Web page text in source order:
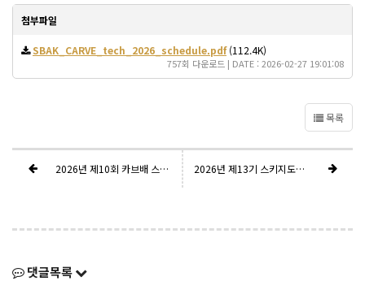
첨부파일
SBAK_CARVE_tech_2026_schedule.pdf(112.4K)
757회 다운로드 | DATE : 2026-02-27 19:01:08
목록
2026년 제10회 카브배 스키 기술선수권대회 공지사항 2026년 제13기 스키지도요원 자격시험(티칭2) 최종 결과
댓글목록